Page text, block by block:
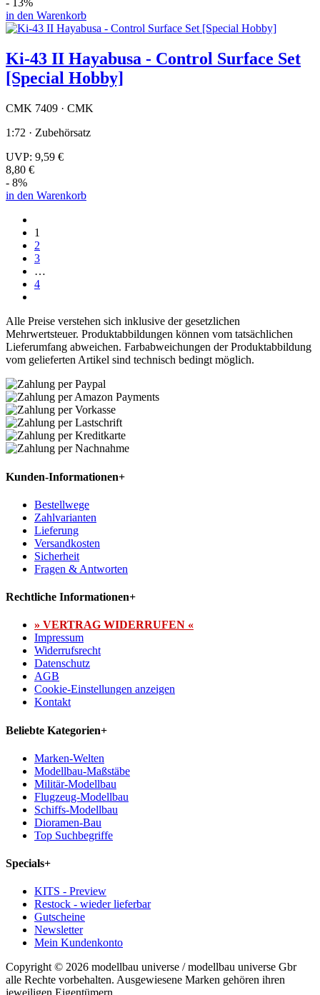
- 13%
in den Warenkorb
Ki-43 II Hayabusa - Control Surface Set
[Special Hobby]
CMK 7409 · CMK
1:72 · Zubehörsatz
UVP: 9,59 €
8,80 €
- 8%
in den Warenkorb
1
2
3
…
4
Alle Preise verstehen sich inklusive der gesetzlichen
Mehrwertsteuer. Produktabbildungen können vom tatsächlichen
Lieferumfang abweichen. Farbabweichungen der Produktabbildung
vom gelieferten Artikel sind technisch bedingt möglich.
Kunden-Informationen+
Bestellwege
Zahlvarianten
Lieferung
Versandkosten
Sicherheit
Fragen & Antworten
Rechtliche Informationen+
» VERTRAG WIDERRUFEN «
Impressum
Widerrufsrecht
Datenschutz
AGB
Cookie-Einstellungen anzeigen
Kontakt
Beliebte Kategorien+
Marken-Welten
Modellbau-Maßstäbe
Militär-Modellbau
Flugzeug-Modellbau
Schiffs-Modellbau
Dioramen-Bau
Top Suchbegriffe
Specials+
KITS - Preview
Restock - wieder lieferbar
Gutscheine
Newsletter
Mein Kundenkonto
Copyright © 2026 modellbau universe / modellbau universe Gbr
alle Rechte vorbehalten. Ausgewiesene Marken gehören ihren